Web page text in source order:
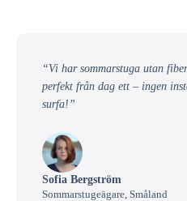
“Vi har sommarstuga utan
perfekt från dag ett – ingen
surfa!”
Sofia Bergström
Sommarstugeägare, Småland